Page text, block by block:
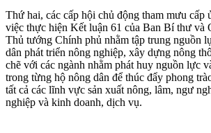
Thứ hai, các cấp hội chủ động tham mưu cấp
việc thực hiện Kết luận 61 của Ban Bí thư và
Thủ tướng Chính phủ nhằm tập trung nguồn
dân phát triển nông nghiệp, xây dựng nông
chẽ với các ngành nhằm phát huy nguồn lực
trong từng hộ nông dân để thúc đẩy phong
tất cả các lĩnh vực sản xuất nông, lâm, ngư
nghiệp và kinh doanh, dịch vụ.